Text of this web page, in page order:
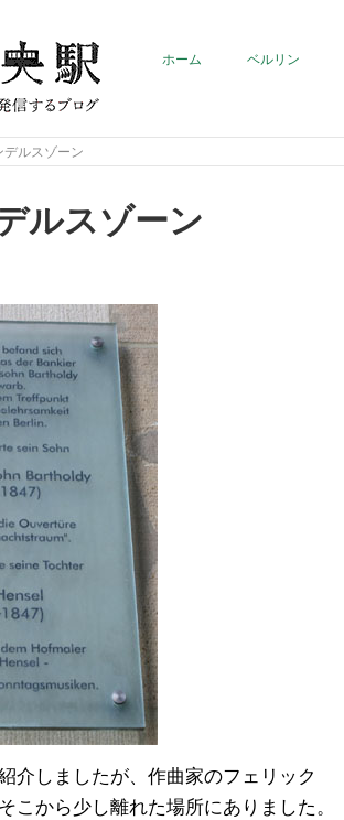
ホーム ベルリン
デルスゾーン
ルスゾーン
介しましたが、作曲家のフェリック
こから少し離れた場所にありました。